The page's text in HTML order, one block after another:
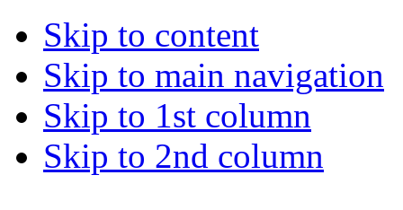
Skip to content
Skip to main navigation
Skip to 1st column
Skip to 2nd column